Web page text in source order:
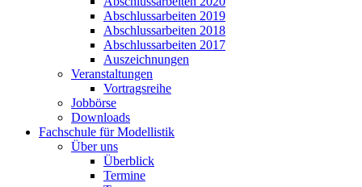
Abschlussarbeiten 2019
Abschlussarbeiten 2018
Abschlussarbeiten 2017
Auszeichnungen
Veranstaltungen
Vortragsreihe
Jobbörse
Downloads
Fachschule für Modellistik
Über uns
Überblick
Termine